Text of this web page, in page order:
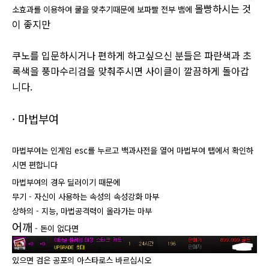
소효과를 이용하여 쿨을 맞추기때문에 보파빨 전부 뱀에 몰빵하시는 것
이 좋지만
쿠노를 입문하시거나 편하게 하고싶으신 분들은 파란색과 초
록색을 풍마수리검을 맞춰주시면 사이클이 깔끔하게 돌아갑
니다.
​· ​마법부여
마법부여는 인게임 esc를 누르고 백과사전을 열어 마법부여 탭에서 확인하
시면 편합니다
마법부여의 경우 딜러이기 때문에
무기 - 자신이 사용하는 속성의 속성강화 마부
상하의 - 지능, 마법공격력이 올라가는 마부
어깨 - 돈이 없다면
있으면 검은 공포의 아스타로스 바르십시오